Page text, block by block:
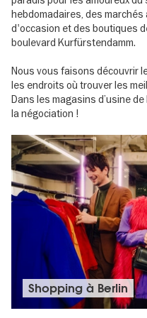
4
Château de
Charlottenburg) à
Spandauer Damm 10 -22
En savoir plus
5 Checkpoint
Friedrichstraße 43-45,
En savoir plus
Gendarmenmarkt
Gendarmenmarkt,
En savoir plus
hebdomadaires, des
d'occasion et des boutiques
boulevard Kurfürstendamm.
Nous vous faisons découvrir
les endroits où trouver les
Dans les magasins d’usine
la négociation !
Shopping à Berlin